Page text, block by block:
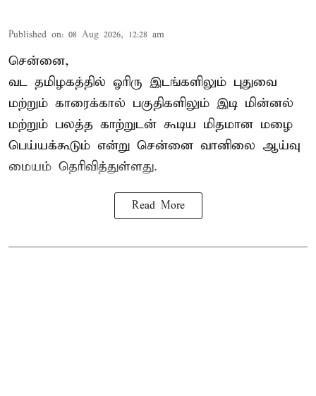
Published on: 08 Aug 2026, 12:28 am
சென்னை,
வட தமிழகத்தில் ஓரிரு இடங்களிலும் புதுவை
மற்றும் காரைக்கால் பகுதிகளிலும் இடி மின்னல்
மற்றும் பலத்த காற்றுடன் கூடிய மிதமான மழை
பெய்யக்கூடும் என்று சென்னை வானிலை ஆய்வு
மையம் தெரிவித்துள்ளது.
Read More